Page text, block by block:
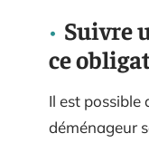
Suivre
ce
Il est possible
déménageur